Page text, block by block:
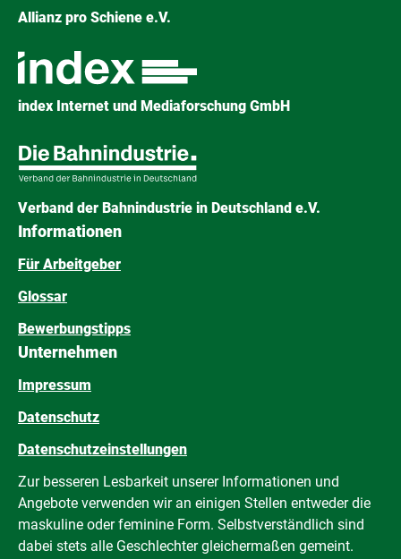
Allianz pro Schiene e.V.
index Internet und Mediaforschung GmbH
Verband der Bahnindustrie in Deutschland e.V.
Informationen
Für Arbeitgeber
Glossar
Bewerbungstipps
Unternehmen
Impressum
Datenschutz
Datenschutzeinstellungen
Zur besseren Lesbarkeit unserer Informationen und
Angebote verwenden wir an einigen Stellen entweder die
maskuline oder feminine Form. Selbstverständlich sind
dabei stets alle Geschlechter gleichermaßen gemeint.